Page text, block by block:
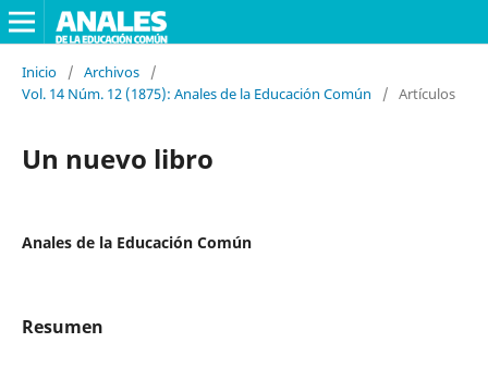
Inicio / Archivos
/
Vol. 14 Núm. 12 (1875): Anales de la Educación Común
/ Artículos
Un nuevo libro
Anales de la Educación Común
Resumen